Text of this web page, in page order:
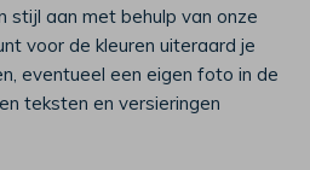
stijl aan met behulp van onze
voor de kleuren uiteraard je
eventueel een eigen foto in de
teksten en versieringen